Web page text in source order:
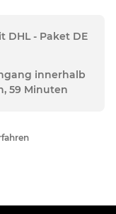
DHL - Paket DE
innerhalb
59 Minuten